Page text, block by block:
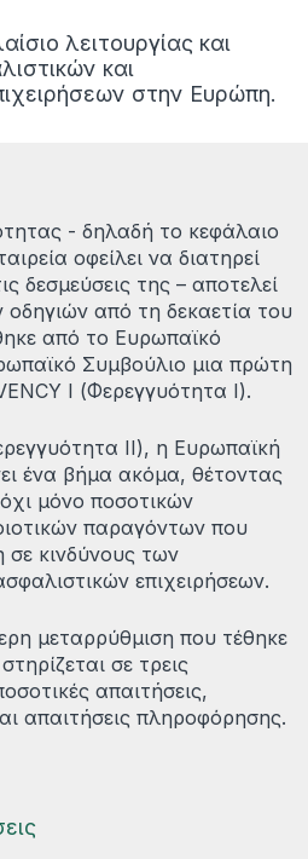
λειτουργίας και
και
στην Ευρώπη.
- δηλαδή το κεφάλαιο
οφείλει να διατηρεί
δεσμεύσεις της – αποτελεί
οδηγιών από τη δεκαετία του
από το Ευρωπαϊκό
Συμβούλιο μια πρώτη
I (Φερεγγυότητα Ι).
ΙΙ), η Ευρωπαϊκή
ένα βήμα ακόμα, θέτοντας
μόνο ποσοτικών
παραγόντων που
σε κινδύνους των
επιχειρήσεων.
μεταρρύθμιση που τέθηκε
σε τρεις
απαιτήσεις,
απαιτήσεις πληροφόρησης.